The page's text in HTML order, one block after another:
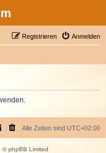
Anmelden
Registrieren
Alle Zeiten sind UTC+02:00
© phpBB Limited